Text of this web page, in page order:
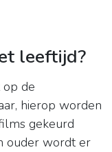
leeftijd?
op de
hierop worden
gekeurd
ouder wordt er